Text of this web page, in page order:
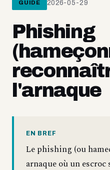
GUIDE 2026-05-29
Phishing
l'arnaque
EN BREF
Le phishing (ou
arnaque où un